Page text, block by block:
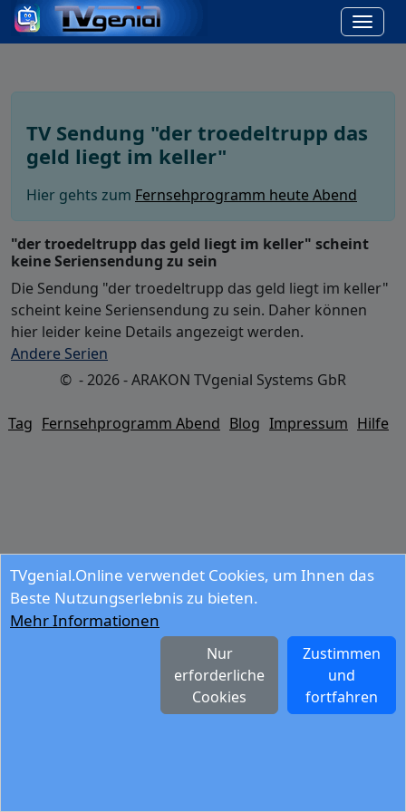
TVgenial.Online verwendet Cookies, um Ihnen das
Beste Nutzungserlebnis zu bieten.
Mehr Informationen
Zustimmen
und
fortfahren
Nur
erforderliche
Cookies
TV Sendung "der troedeltrupp das
geld liegt im keller"
Hier gehts zum Fernsehprogramm heute Abend
"der troedeltrupp das geld liegt im keller" scheint
keine Seriensendung zu sein
Die Sendung "der troedeltrupp das geld liegt im keller"
scheint keine Seriensendung zu sein. Daher können
hier leider keine Details angezeigt werden.
Andere Serien
© - 2026 - ARAKON TVgenial Systems GbR
Tag Fernsehprogramm Abend Blog Impressum Hilfe